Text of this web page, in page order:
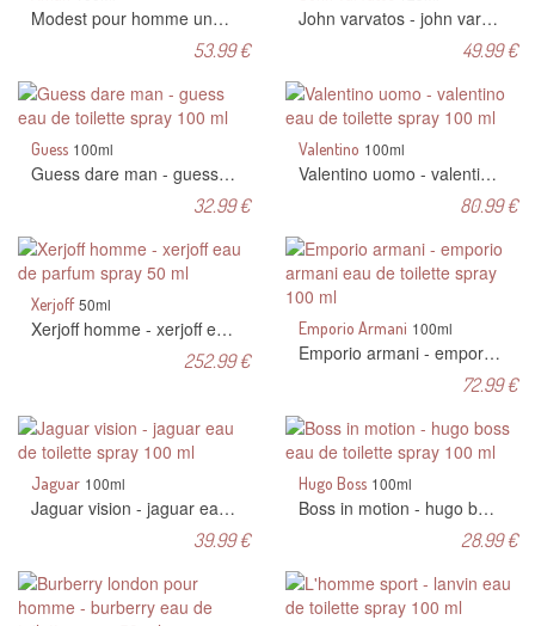
Modest pour homme une - afnan eau de parfum spray 100 ml
53.99 €
John varvatos - john varvatos eau de toilette spray 125 ml
49.99 €
Guess 100ml
Guess dare man - guess eau de toilette spray 100 ml
32.99 €
Valentino 100ml
Valentino uomo - valentino eau de toilette spray 100 ml
80.99 €
Xerjoff 50ml
Xerjoff homme - xerjoff eau de parfum spray 50 ml
252.99 €
Emporio Armani 100ml
Emporio armani - emporio armani eau de toilette spray 100 ml
72.99 €
Jaguar 100ml
Jaguar vision - jaguar eau de toilette spray 100 ml
39.99 €
Hugo Boss 100ml
Boss in motion - hugo boss eau de toilette spray 100 ml
28.99 €